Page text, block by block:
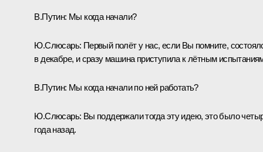
В.Путин: Мы когда начали?
Ю.Слюсарь: Первый полёт у нас, если Вы помните,
в декабре, и сразу машина приступила к лётным
В.Путин: Мы когда начали по ней работать?
Ю.Слюсарь: Вы поддержали тогда эту идею, это было
года назад.